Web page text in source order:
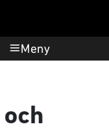
Meny